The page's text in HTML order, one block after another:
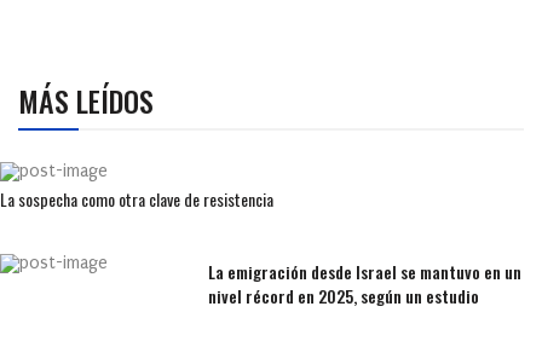
MÁS LEÍDOS
La sospecha como otra clave de resistencia
La emigración desde Israel se mantuvo en un
nivel récord en 2025, según un estudio